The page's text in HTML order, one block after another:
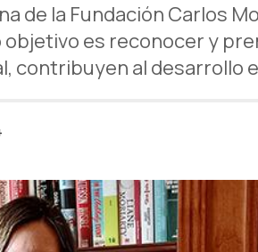
de la Fundación Carlos
es reconocer y
contribuyen al desarrollo